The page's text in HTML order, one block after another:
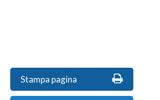
Stampa pagina